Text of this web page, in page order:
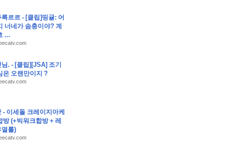
가 고구려를 계승한 것을 알 수 있다)
에서 결제하시면 포인트 추가적립 혜택도 드립니다! 이 신규 서
아닌 것은?)
르르 - [클립]띵귤: 어
너네가 솜충이야? 계
...
. - [클립][JSA] 조기
은 오랜만이지 ?
- 이세돌 크레이지아케
방 (+빅워크합방 + 레
열롤)